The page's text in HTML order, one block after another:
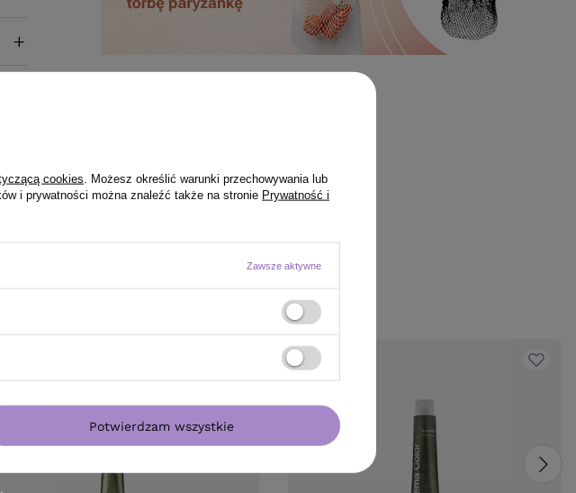
cookies . Możesz określić warunki przechowywania lub
i prywatności można znaleźć także na stronie Prywatność i
Zawsze aktywne
Potwierdzam wszystkie